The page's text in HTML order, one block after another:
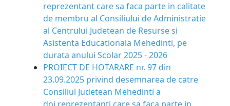
reprezentant care sa faca parte in calitate
de membru al Consiliului de Administratie
al Centrului Judetean de Resurse si
Asistenta Educationala Mehedinti, pe
durata anului Scolar 2025 - 2026
PROIECT DE HOTARARE nr. 97 din
23.09.2025 privind desemnarea de catre
Consiliul Judetean Mehedinti a